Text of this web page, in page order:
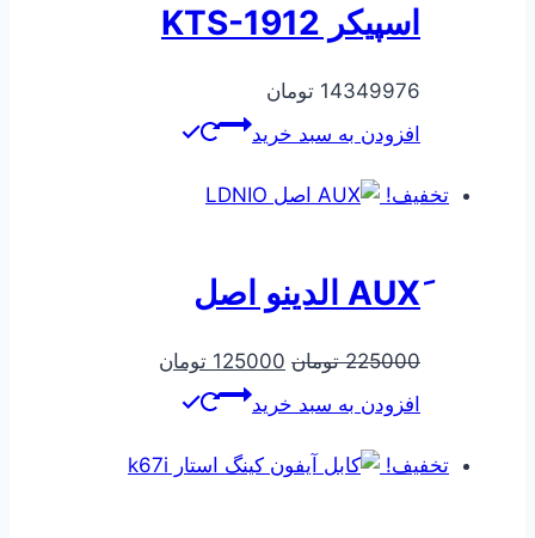
اسپیکر KTS-1912
14349976 تومان
افزودن به سبد خرید
تخفیف!
225000 تومان قیمت
اصلی
بود.
125000 تومان
است.
افزودن به سبد خرید
تخفیف!